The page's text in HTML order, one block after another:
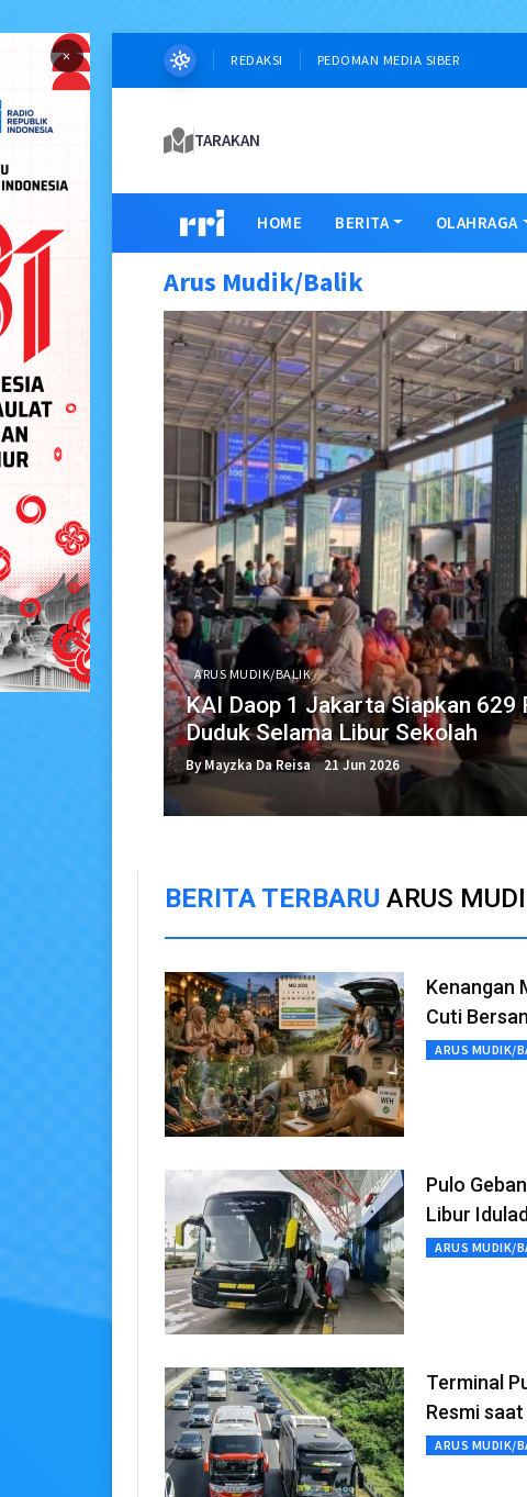
× REDAKSI PEDOMAN MEDIA SIBER
TARAKAN
HOME BERITA OLAHRAGA
Arus Mudik/Balik
ARUS MUDIK/BALIK
KAI Daop 1 Jakarta Siapkan 629
Duduk Selama Libur Sekolah
By Mayzka Da Reisa 21 Jun 2026
BERITA TERBARU ARUS
Kenangan
Cuti
ARUS MUDIK/
Pulo
Libur
ARUS MUDIK/
Terminal
Resmi
ARUS MUDIK/